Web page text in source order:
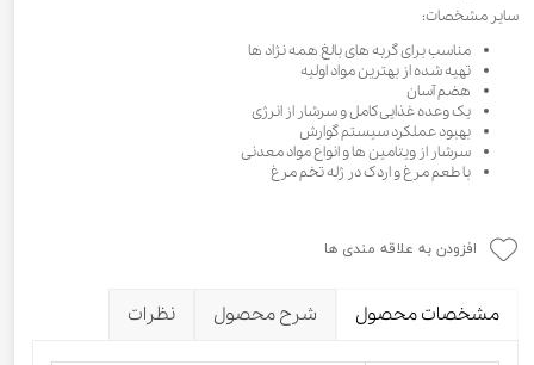
سایر مشخصات:
مناسب برای گربه های بالغ همه نژاد ها
تهیه شده از بهترین مواد اولیه
هضم آسان
یک وعده غذایی کامل و سرشار از انرژی
بهبود عملکرد سیستم گوارش
سرشار از ویتامین ها و انواع مواد معدنی
با طعم مرغ و اردک در ژله تخم مرغ
افزودن به علاقه مندی ها
مشخصات محصول شرح محصول نظرات